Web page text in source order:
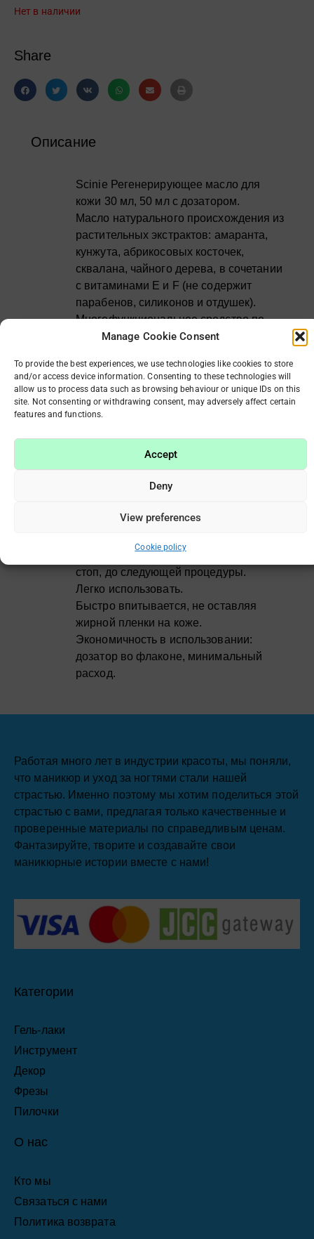
Manage Cookie Consent
To provide the best experiences, we use technologies like cookies to store
and/or access device information. Consenting to these technologies will
allow us to process data such as browsing behaviour or unique IDs on this
site. Not consenting or withdrawing consent, may adversely affect certain
features and functions.
Accept
Deny
View preferences
Cookie policy
Нет в наличии
Share
Описание
Scinie Регенерирующее масло для
кожи 30 мл, 50 мл с дозатором.
Масло натурального происхождения из
растительных экстрактов: амаранта,
кунжута, абрикосовых косточек,
сквалана, чайного дерева, в сочетании
с витаминами Е и F (не содержит
парабенов, силиконов и отдушек).
Многофункциональное средство по
уходу за кожей тела (обладает не
свойствами, но и способностью к
регенерирующей и
противовоспалительной активности,
что важно для проблемных участков
кожи).
Оказывает косметический и лечебный
эффект — подходит для всех видов
полировки стоп (PodoDisc,
Сохраняет эффект от процедуры
использовании во время полировки
стоп, до следующей процедуры.
Легко использовать.
Быстро впитывается, не оставляя
жирной пленки на коже.
Экономичность в использовании:
дозатор во флаконе, минимальный
расход.
Работая много лет в индустрии красоты, мы поняли,
что маникюр и уход за ногтями стали нашей
страстью. Именно поэтому мы хотим поделиться этой
страстью с вами, предлагая только качественные и
проверенные материалы по справедливым ценам.
Фантазируйте, творите и создавайте свои
маникюрные истории вместе с нами!
Категории
Гель-лаки
Инструмент
Декор
Фрезы
Пилочки
О нас
Кто мы
Связаться с нами
Политика возврата